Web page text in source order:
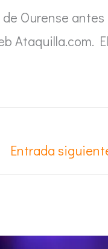
Ourense antes
Ataquilla.com. El
Entrada